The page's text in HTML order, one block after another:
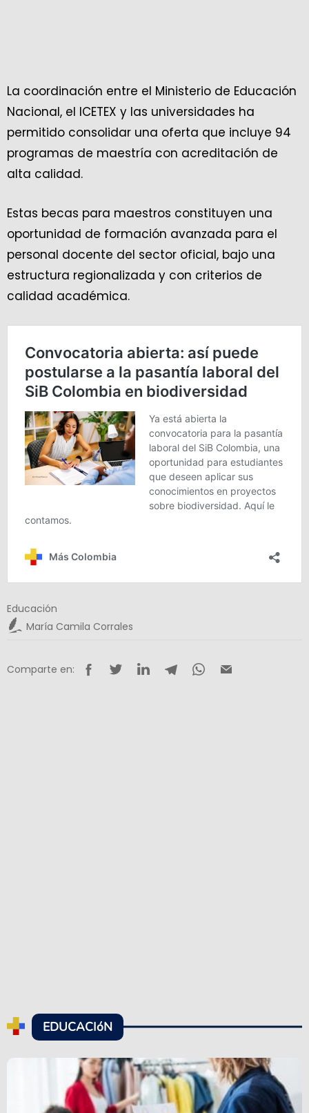
La coordinación entre el Ministerio de Educación
Nacional, el ICETEX y las universidades ha
permitido consolidar una oferta que incluye 94
programas de maestría con acreditación de
alta calidad.
Estas becas para maestros constituyen una
oportunidad de formación avanzada para el
personal docente del sector oficial, bajo una
estructura regionalizada y con criterios de
calidad académica.
Educación
María Camila Corrales
Comparte en:
EDUCACIóN